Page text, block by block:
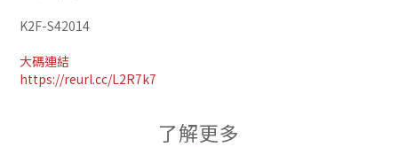
K2F-S42014
大碼連結
https://reurl.cc/L2R7k7
了解更多